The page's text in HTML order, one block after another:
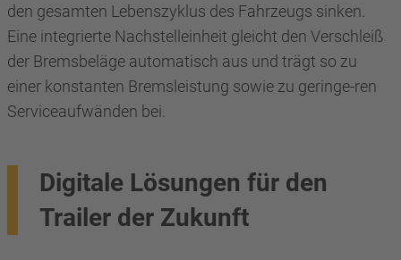
den gesamten Lebenszyklus des Fahrzeugs sinken.
Eine integrierte Nachstelleinheit gleicht den Verschleiß
der Bremsbeläge automatisch aus und trägt so zu
einer konstanten Bremsleistung sowie zu geringe-ren
Serviceaufwänden bei.
Digitale Lösungen für den
Trailer der Zukunft